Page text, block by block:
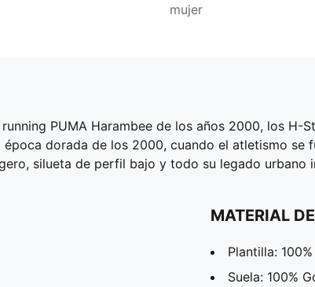
mujer
PUMA Harambee de los años 2000, los H-
dorada de los 2000, cuando el atletismo
silueta de perfil bajo y todo su legado urbano
MATERIAL
Plantilla:
Suela: 100%